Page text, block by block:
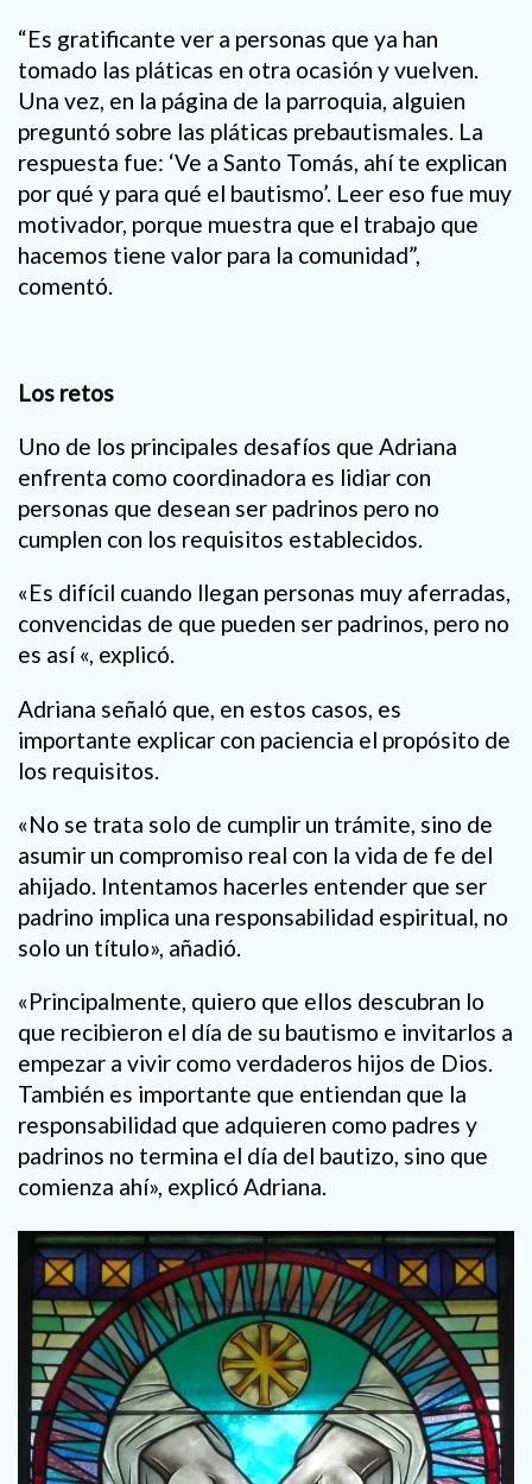
“Es gratificante ver a personas que ya han
tomado las pláticas en otra ocasión y vuelven.
Una vez, en la página de la parroquia, alguien
preguntó sobre las pláticas prebautismales. La
respuesta fue: ‘Ve a Santo Tomás, ahí te explican
por qué y para qué el bautismo’. Leer eso fue muy
motivador, porque muestra que el trabajo que
hacemos tiene valor para la comunidad”,
comentó.
Los retos
Uno de los principales desafíos que Adriana
enfrenta como coordinadora es lidiar con
personas que desean ser padrinos pero no
cumplen con los requisitos establecidos.
«Es difícil cuando llegan personas muy aferradas,
convencidas de que pueden ser padrinos, pero no
es así «, explicó.
Adriana señaló que, en estos casos, es
importante explicar con paciencia el propósito de
los requisitos.
«No se trata solo de cumplir un trámite, sino de
asumir un compromiso real con la vida de fe del
ahijado. Intentamos hacerles entender que ser
padrino implica una responsabilidad espiritual, no
solo un título», añadió.
«Principalmente, quiero que ellos descubran lo
que recibieron el día de su bautismo e invitarlos a
empezar a vivir como verdaderos hijos de Dios.
También es importante que entiendan que la
responsabilidad que adquieren como padres y
padrinos no termina el día del bautizo, sino que
comienza ahí», explicó Adriana.